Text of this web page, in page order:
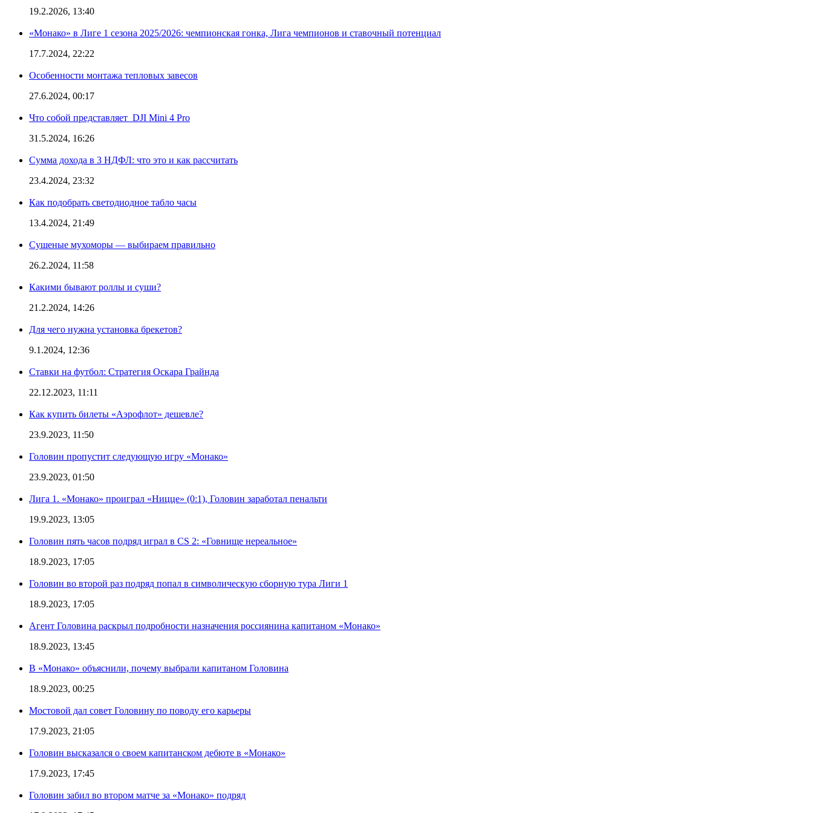
19.2.2026, 13:40
«Монако» в Лиге 1 сезона 2025/2026: чемпионская гонка, Лига чемпионов и ставочный потенциал
17.7.2024, 22:22
Особенности монтажа тепловых завесов
27.6.2024, 00:17
Что собой представляет DJI Mini 4 Pro
31.5.2024, 16:26
Сумма дохода в 3 НДФЛ: что это и как рассчитать
23.4.2024, 23:32
Как подобрать светодиодное табло часы
13.4.2024, 21:49
Сушеные мухоморы — выбираем правильно
26.2.2024, 11:58
Какими бывают роллы и суши?
21.2.2024, 14:26
Для чего нужна установка брекетов?
9.1.2024, 12:36
Ставки на футбол: Стратегия Оскара Грайнда
22.12.2023, 11:11
Как купить билеты «Аэрофлот» дешевле?
23.9.2023, 11:50
Головин пропустит следующую игру «Монако»
23.9.2023, 01:50
Лига 1. «Монако» проиграл «Ницце» (0:1), Головин заработал пенальти
19.9.2023, 13:05
Головин пять часов подряд играл в CS 2: «Говнище нереальное»
18.9.2023, 17:05
Головин во второй раз подряд попал в символическую сборную тура Лиги 1
18.9.2023, 17:05
Агент Головина раскрыл подробности назначения россиянина капитаном «Монако»
18.9.2023, 13:45
В «Монако» объяснили, почему выбрали капитаном Головина
18.9.2023, 00:25
Мостовой дал совет Головину по поводу его карьеры
17.9.2023, 21:05
Головин высказался о своем капитанском дебюте в «Монако»
17.9.2023, 17:45
Головин забил во втором матче за «Монако» подряд